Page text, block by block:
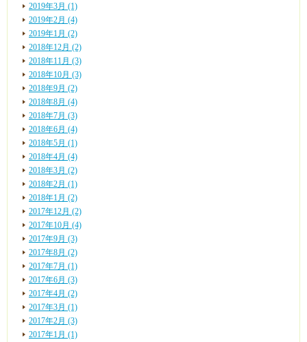
2019年3月 (1)
2019年2月 (4)
2019年1月 (2)
2018年12月 (2)
2018年11月 (3)
2018年10月 (3)
2018年9月 (2)
2018年8月 (4)
2018年7月 (3)
2018年6月 (4)
2018年5月 (1)
2018年4月 (4)
2018年3月 (2)
2018年2月 (1)
2018年1月 (2)
2017年12月 (2)
2017年10月 (4)
2017年9月 (3)
2017年8月 (2)
2017年7月 (1)
2017年6月 (3)
2017年4月 (2)
2017年3月 (1)
2017年2月 (3)
2017年1月 (1)